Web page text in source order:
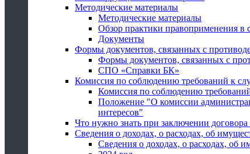
Методические материалы
Методические материалы
Обзор практики правоприменения в
Документы
Формы документов, связанных с
Формы документов, связанных с
СПО «Справки БК»
Комиссия по соблюдению требований к
Комиссия по соблюдению
Положение "О комиссии
интересов"
Что нужно знать при заключении
Сведения о доходах, о расходах, об
Сведения о доходах, о расходах, об